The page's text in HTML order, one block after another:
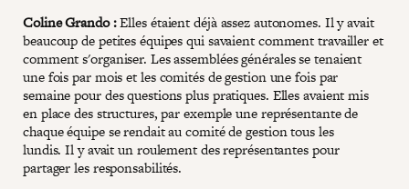
Coline Grando :Elles étaient déjà assez autonomes. Il y avait
beaucoup de petites équipes qui savaient comment travailler et
comment s'organiser. Les assemblées générales se tenaient
une fois par mois et les comités de gestion une fois par
semaine pour des questions plus pratiques. Elles avaient mis
en place des structures, par exemple une représentante de
chaque équipe se rendait au comité de gestion tous les
lundis. Il y avait un roulement des représentantes pour
partager les responsabilités.